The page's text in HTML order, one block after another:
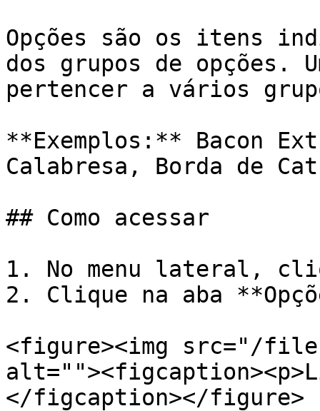
Opções são os itens
dos grupos de opções.
pertencer a vários
**Exemplos:** Bacon
Calabresa, Borda de
## Como acessar
1. No menu lateral,
2. Clique na aba
<figure><img src="/files/
</figcaption></figure>